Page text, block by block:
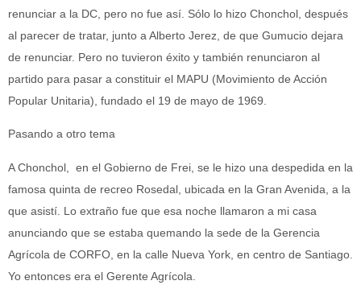
renunciar a la DC, pero no fue así. Sólo lo hizo Chonchol, después
al parecer de tratar, junto a Alberto Jerez, de que Gumucio dejara
de renunciar. Pero no tuvieron éxito y también renunciaron al
partido para pasar a constituir el MAPU (Movimiento de Acción
Popular Unitaria), fundado el 19 de mayo de 1969.
Pasando a otro tema
A Chonchol, en el Gobierno de Frei, se le hizo una despedida en la
famosa quinta de recreo Rosedal, ubicada en la Gran Avenida, a la
que asistí. Lo extraño fue que esa noche llamaron a mi casa
anunciando que se estaba quemando la sede de la Gerencia
Agrícola de CORFO, en la calle Nueva York, en centro de Santiago.
Yo entonces era el Gerente Agrícola.